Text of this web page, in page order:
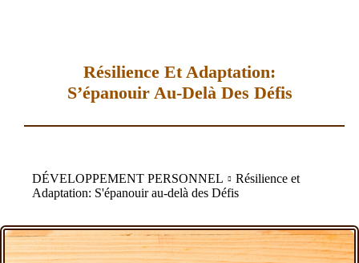
Résilience Et Adaptation:
S’épanouir Au-Delà Des Défis
DÉVELOPPEMENT PERSONNEL
Résilience et
Adaptation: S'épanouir au-delà des Défis